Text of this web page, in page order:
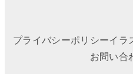
プライバシーポリシーイラ
お問い合